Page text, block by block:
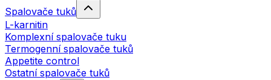
Spalovače tuků
L-karnitin
Komplexní spalovače tuku
Termogenní spalovače tuků
Appetite control
Ostatní spalovače tuků